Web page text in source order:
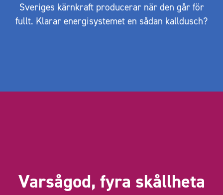
Sveriges kärnkraft producerar när den går för
fullt. Klarar energisystemet en sådan kalldusch?
Varsågod, fyra skållheta